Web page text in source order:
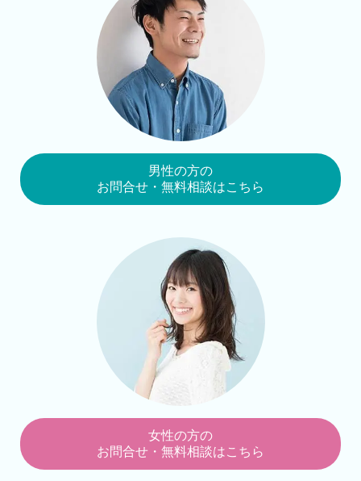
男性の方の
お問合せ・無料相談はこちら
女性の方の
お問合せ・無料相談はこちら